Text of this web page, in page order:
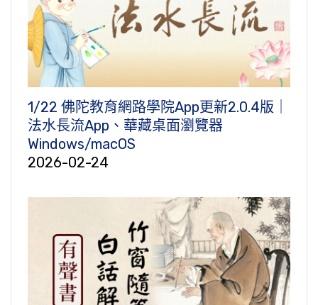
1/22 佛陀教育網路學院App更新2.0.4版｜
法水長流App、華藏桌面瀏覽器
Windows/macOS
2026-02-24